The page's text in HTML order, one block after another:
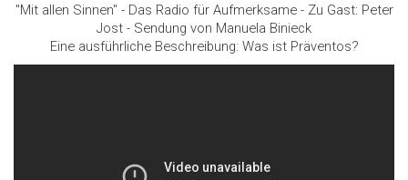
"Mit allen Sinnen" - Das Radio für Aufmerksame - Zu Gast: Peter
Jost - Sendung von Manuela Binieck
Eine ausführliche Beschreibung: Was ist Präventos?